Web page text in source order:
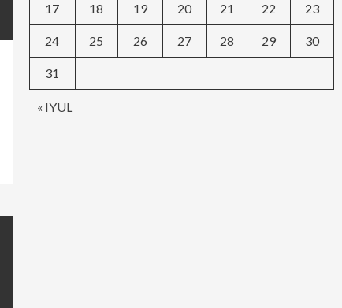
« IYUL
17 18 19 20 21 22 23
24 25 26 27 28 29 30
31